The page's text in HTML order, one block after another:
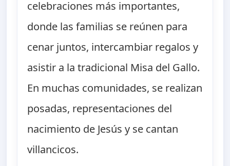
celebraciones más importantes,
donde las familias se reúnen para
cenar juntos, intercambiar regalos y
asistir a la tradicional Misa del Gallo.
En muchas comunidades, se realizan
posadas, representaciones del
nacimiento de Jesús y se cantan
villancicos.